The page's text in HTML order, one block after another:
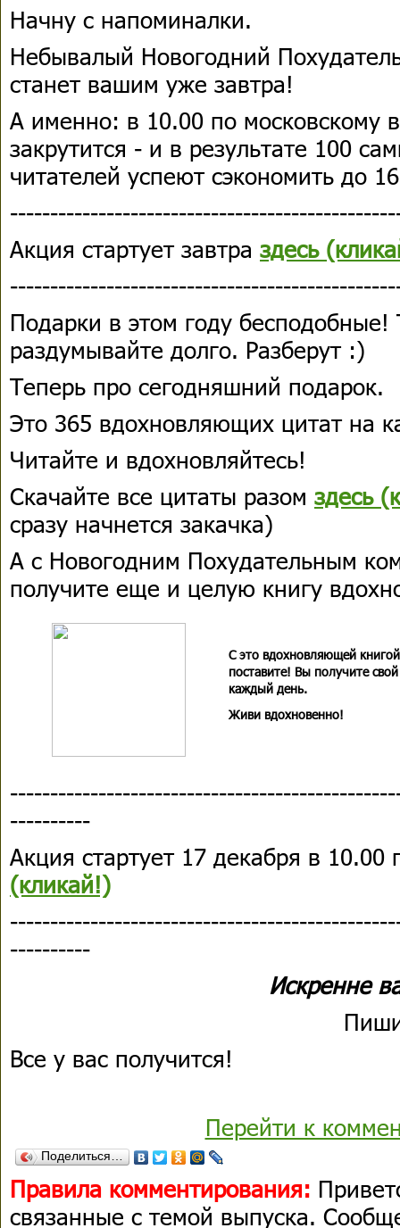
Начну с напоминалки.
Небывалый Новогодний
станет вашим уже завтра!
А именно: в 10.00 по московскому
закрутится - и в результате 100
читателей успеют сэкономить до
Акция стартует завтра здесь
Подарки в этом году бесподобные!
раздумывайте долго. Разберут :)
Теперь про сегодняшний подарок.
Это 365 вдохновляющих цитат на
Читайте и вдохновляйтесь!
Скачайте все цитаты разом здесь
сразу начнется закачка)
А с Новогодним Похудательным
получите еще и целую книгу
С это вдохновляющей
поставите! Вы получите
каждый день.
Живи вдохновенно!
----------
Акция стартует 17 декабря в
(кликай!)
----------
Искренне
Все у вас получится!
Перейти к
Поделиться…
Правила комментирования:
связанные с темой выпуска.